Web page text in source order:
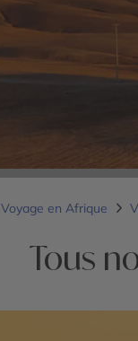
Voyage en Afrique
Tous